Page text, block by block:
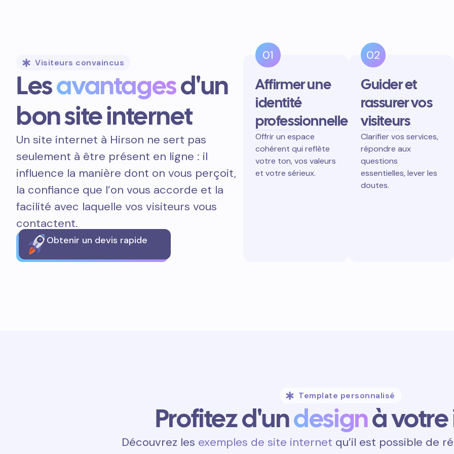
Visiteurs convaincus
Lesavantagesd'un
bon site internet
Un site internet à Hirson ne sert pas
seulement à être présent en ligne : il
influence la manière dont on vous perçoit,
la confiance que l’on vous accorde et la
facilité avec laquelle vos visiteurs vous
contactent.
Obtenir un devis rapide
01
Affirmer une
identité
professionnelle
Offrir un espace
cohérent qui reflète
votre ton, vos valeurs
et votre sérieux.
02
Guider et
rassurer vos
visiteurs
Clarifier vos services,
répondre aux
questions
essentielles, lever les
doutes.
Template personnalisé
Profitez d'undesignà
Découvrez les exemples de site internet qu’il est possible de